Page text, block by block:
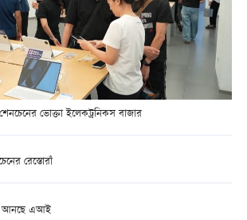
ভোক্তা ইলেকট্রনিকস বাজার
রেস্তোরাঁ
আনছে এআই